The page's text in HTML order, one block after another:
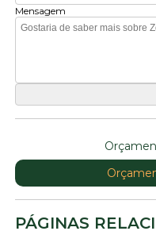
Mensagem
PÁGINAS